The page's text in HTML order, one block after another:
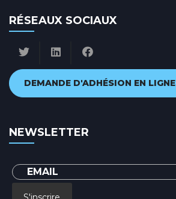
RÉSEAUX SOCIAUX
DEMANDE D'ADHÉSION EN LIGNE
NEWSLETTER